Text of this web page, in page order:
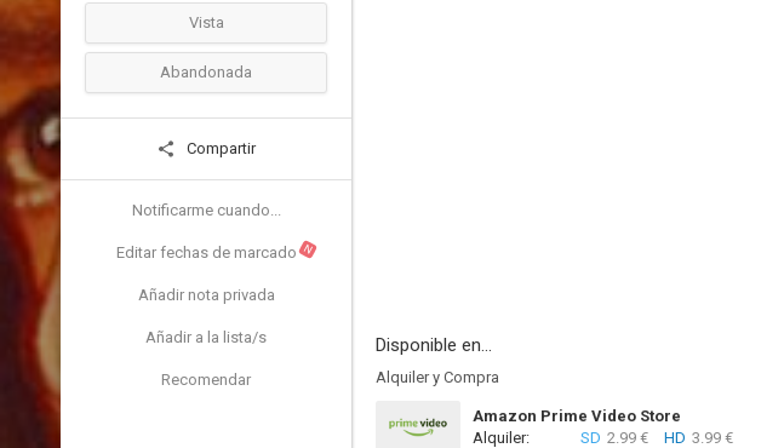
Vista
Abandonada
Compartir
Notificarme cuando...
Editar fechas de marcado N
Añadir nota privada
Añadir a la lista/s
Recomendar
Disponible en...
Alquiler y Compra
Amazon Prime Video Store
Alquiler:
SD 2.99 € HD 3.99 €